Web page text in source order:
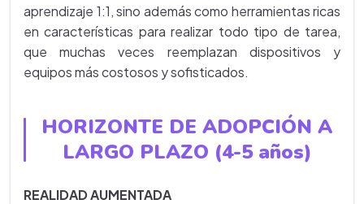
aprendizaje 1:1, sino además como herramientas ricas
en características para realizar todo tipo de tarea,
que muchas veces reemplazan dispositivos y
equipos más costosos y sofisticados.
HORIZONTE DE ADOPCIÓN A
LARGO PLAZO (4-5 años)
REALIDAD AUMENTADA